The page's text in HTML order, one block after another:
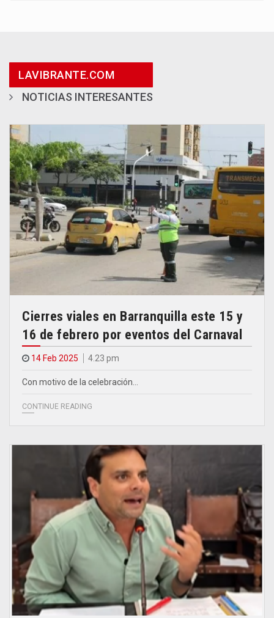
LAVIBRANTE.COM
NOTICIAS INTERESANTES
Cierres viales en Barranquilla este 15 y
16 de febrero por eventos del Carnaval
14 Feb 2025 4.23 pm
Con motivo de la celebración…
CONTINUE READING